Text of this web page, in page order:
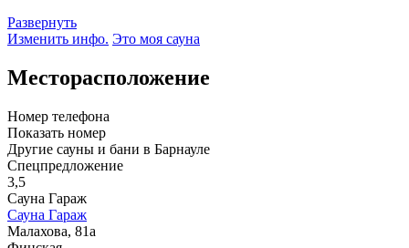
Развернуть
Изменить инфо. Это моя сауна
Месторасположение
Номер телефона
Показать номер
Другие сауны и бани в Барнауле
Спецпредложение
3,5
Сауна Гараж
Сауна Гараж
Малахова, 81а